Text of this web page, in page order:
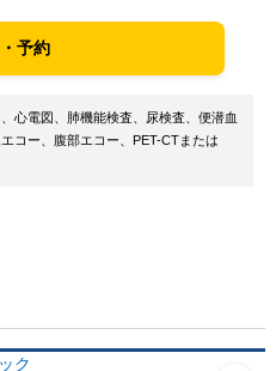
予約
心電図、肺機能検査、尿検査、便潜血
コー、腹部エコー、PET-CTまたは